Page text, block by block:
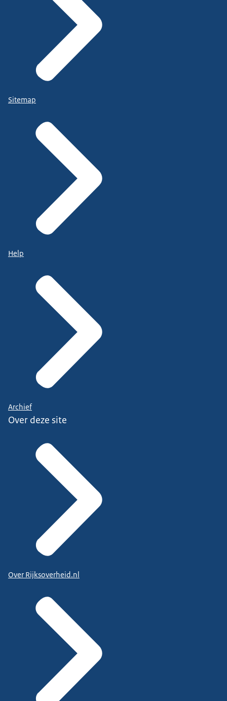
Sitemap
Help
Archief
Over deze site
Over Rijksoverheid.nl